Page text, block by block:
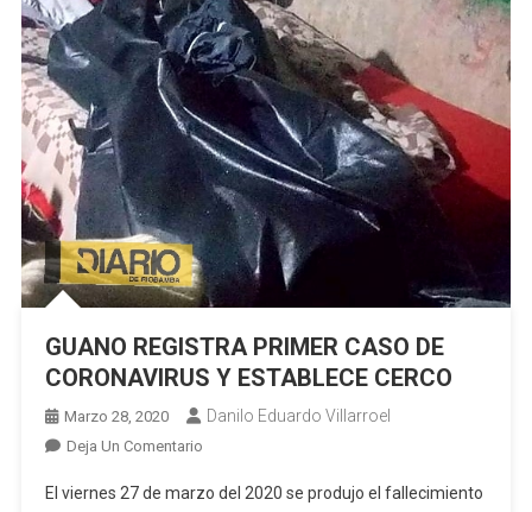
GUANO REGISTRA PRIMER CASO DE
CORONAVIRUS Y ESTABLECE CERCO
Marzo 28, 2020 Danilo Eduardo Villarroel
Deja Un ComentarioEn
REGISTRA
El viernes 27 de marzo del 2020 se produjo el fallecimiento